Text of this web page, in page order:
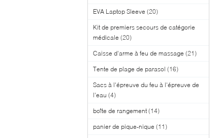
EVA Laptop Sleeve (20)
Kit de premiers secours de catégorie
médicale (20)
Caisse d'arme à feu de massage (21)
Tente de plage de parasol (16)
Sacs à l'épreuve du feu à l'épreuve de
l'eau (4)
boîte de rangement (14)
panier de pique-nique (11)